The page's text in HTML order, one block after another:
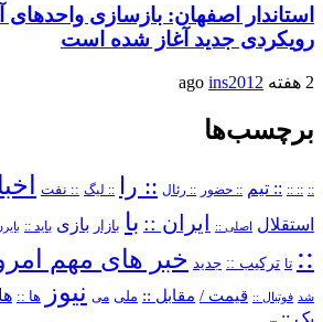
استاندار اصفهان: بازسازی واحدهای
رویکردی جدید آغاز شده است
2 هفته ago ins2012
برچسب‌ها
::
:: :: :: تیم :: حضور :: رئال :: را :: لیگ :: نفت
استقلال اصلی :: ایران :: با بازار بازی باید ::
:: تا ترکیب :: جدید خبر های مهم
شد فوتبال :: قیمت / مقابل :: ملی می نیوز ها ::